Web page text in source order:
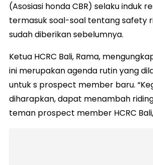
(Asosiasi honda CBR) selaku induk
termasuk soal-soal tentang safety
sudah diberikan sebelumnya.
Ketua HCRC Bali, Rama,
ini merupakan agenda rutin yang
untuk s prospect member baru.
diharapkan, dapat menambah
teman prospect member HCRC